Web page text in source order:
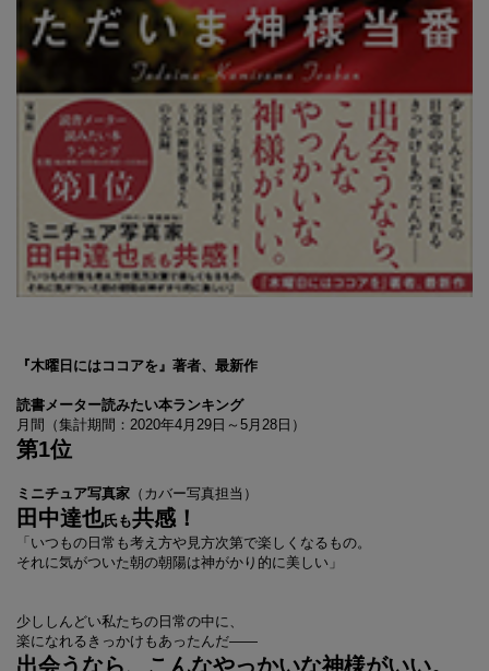
『木曜日にはココアを』著者、最新作
読書メーター読みたい本ランキング
月間（集計期間：2020年4月29日～5月28日）
第1位
ミニチュア写真家 （カバー写真担当）
田中達也氏も共感！
「いつもの日常も考え方や見方次第で楽しくなるもの。
それに気がついた朝の朝陽は神がかり的に美しい」
少ししんどい私たちの日常の中に、
楽になれるきっかけもあったんだ――
出会うなら、こんなやっかいな神様がいい。